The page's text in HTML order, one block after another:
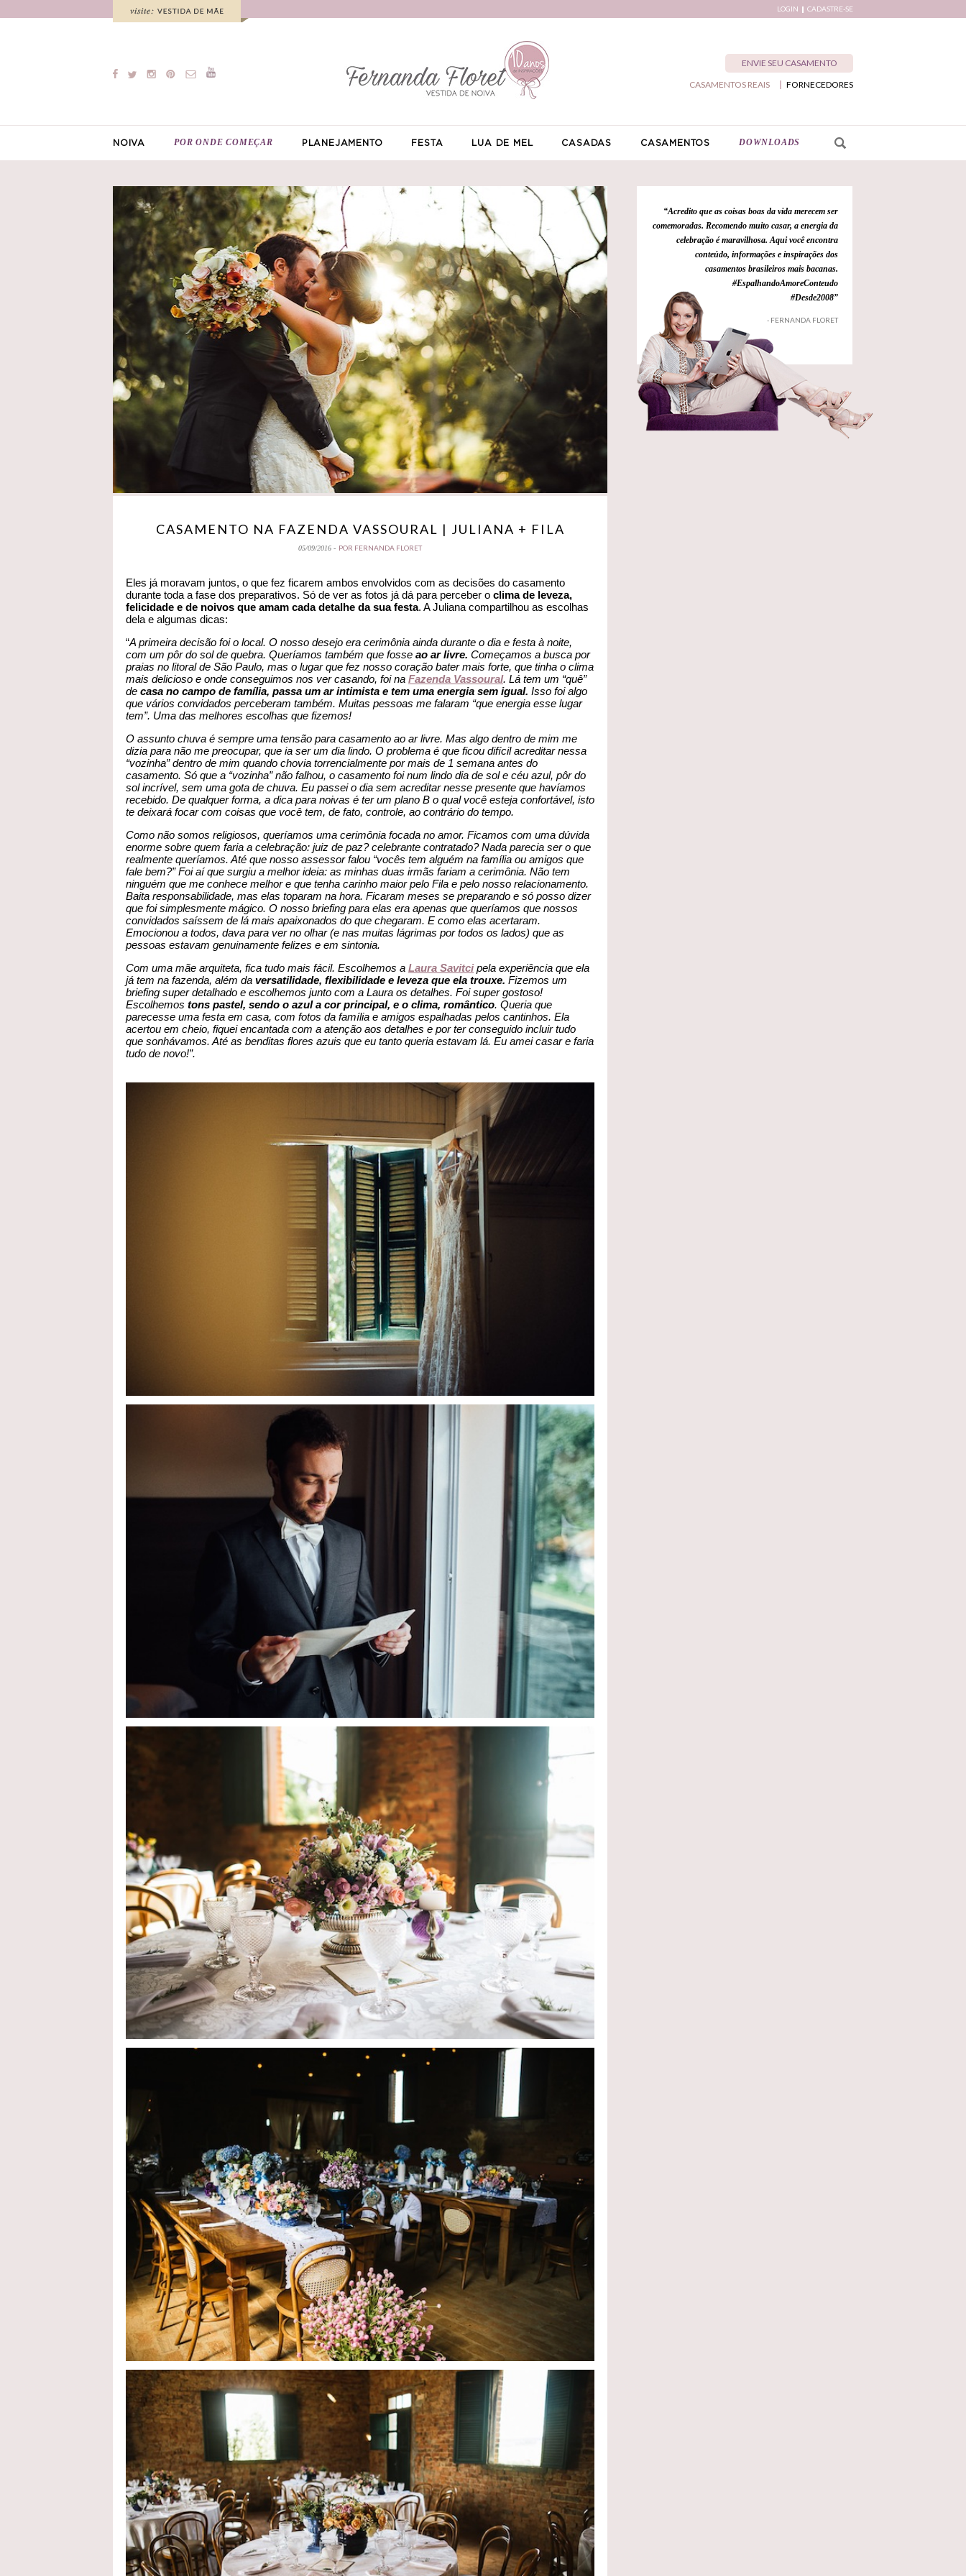
LOGIN CADASTRE-SE
ENVIE SEU CASAMENTO
FORNECEDORES
CASAMENTOS REAIS
NOIVA POR ONDE COMEÇAR PLANEJAMENTO FESTA LUA DE MEL CASADAS CASAMENTOS DOWNLOADS
CASAMENTO NA FAZENDA VASSOURAL | JULIANA + FILA
05/09/2016 - POR FERNANDA FLORET
Eles já moravam juntos, o que fez ficarem ambos envolvidos com as decisões do casamento
durante toda a fase dos preparativos. Só de ver as fotos já dá para perceber o clima de leveza,
felicidade e de noivos que amam cada detalhe da sua festa. A Juliana compartilhou as escolhas
dela e algumas dicas:
“A primeira decisão foi o local. O nosso desejo era cerimônia ainda durante o dia e festa à noite,
com um pôr do sol de quebra. Queríamos também que fosse ao ar livre. Começamos a busca por
praias no litoral de São Paulo, mas o lugar que fez nosso coração bater mais forte, que tinha o clima
mais delicioso e onde conseguimos nos ver casando, foi na Fazenda Vassoural. Lá tem um “quê”
de casa no campo de família, passa um ar intimista e tem uma energia sem igual. Isso foi algo
que vários convidados perceberam também. Muitas pessoas me falaram “que energia esse lugar
tem”. Uma das melhores escolhas que fizemos!
O assunto chuva é sempre uma tensão para casamento ao ar livre. Mas algo dentro de mim me
dizia para não me preocupar, que ia ser um dia lindo. O problema é que ficou difícil acreditar nessa
“vozinha” dentro de mim quando chovia torrencialmente por mais de 1 semana antes do
casamento. Só que a “vozinha” não falhou, o casamento foi num lindo dia de sol e céu azul, pôr do
sol incrível, sem uma gota de chuva. Eu passei o dia sem acreditar nesse presente que havíamos
recebido. De qualquer forma, a dica para noivas é ter um plano B o qual você esteja confortável, isto
te deixará focar com coisas que você tem, de fato, controle, ao contrário do tempo.
Como não somos religiosos, queríamos uma cerimônia focada no amor. Ficamos com uma dúvida
enorme sobre quem faria a celebração: juiz de paz? celebrante contratado? Nada parecia ser o que
realmente queríamos. Até que nosso assessor falou “vocês tem alguém na família ou amigos que
fale bem?” Foi aí que surgiu a melhor ideia: as minhas duas irmãs fariam a cerimônia. Não tem
ninguém que me conhece melhor e que tenha carinho maior pelo Fila e pelo nosso relacionamento.
Baita responsabilidade, mas elas toparam na hora. Ficaram meses se preparando e só posso dizer
que foi simplesmente mágico. O nosso briefing para elas era apenas que queríamos que nossos
convidados saíssem de lá mais apaixonados do que chegaram. E como elas acertaram.
Emocionou a todos, dava para ver no olhar (e nas muitas lágrimas por todos os lados) que as
pessoas estavam genuinamente felizes e em sintonia.
Com uma mãe arquiteta, fica tudo mais fácil. Escolhemos a Laura Savitcipela experiência que ela
já tem na fazenda, além da versatilidade, flexibilidade e leveza que ela trouxe. Fizemos um
briefing super detalhado e escolhemos junto com a Laura os detalhes. Foi super gostoso!
Escolhemos tons pastel, sendo o azul a cor principal, e o clima, romântico. Queria que
parecesse uma festa em casa, com fotos da família e amigos espalhadas pelos cantinhos. Ela
acertou em cheio, fiquei encantada com a atenção aos detalhes e por ter conseguido incluir tudo
que sonhávamos. Até as benditas flores azuis que eu tanto queria estavam lá. Eu amei casar e faria
tudo de novo!”.
“Acredito que as coisas boas da vida merecem ser
comemoradas. Recomendo muito casar, a energia da
celebração é maravilhosa. Aqui você encontra
conteúdo, informações e inspirações dos
casamentos brasileiros mais bacanas.
#EspalhandoAmoreConteudo
#Desde2008”
- FERNANDA FLORET